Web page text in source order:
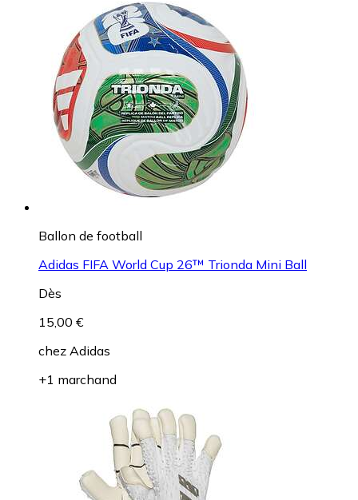
Ballon de football
Adidas FIFA World Cup 26™ Trionda Mini Ball
Dès
15,00 €
chez Adidas
+1 marchand